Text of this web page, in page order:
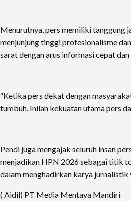
Menurutnya, pers memiliki tanggung
menjunjung tinggi profesionalisme
sarat dengan arus informasi cepat
“Ketika pers dekat dengan
tumbuh. Inilah kekuatan utama pers
Pendi juga mengajak seluruh insan
menjadikan HPN 2026 sebagai titik
dalam menghadirkan karya jurnalistik
( Aidil) PT Media Mentaya Mandiri